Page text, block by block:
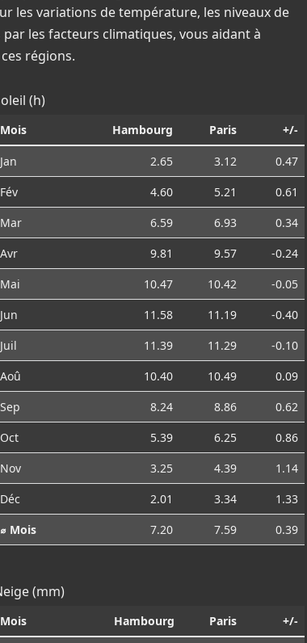
les variations de température, les niveaux de
les facteurs climatiques, vous aidant à
régions.
(h)
Mois Hambourg Paris +/-
Jan 2.65 3.12
0.47
Fév
4.60 5.21
0.61
Mar
6.59 6.93
0.34
Avr
9.81 9.57
-0.24
Mai
10.47 10.42
-0.05
Jun
11.58 11.19
-0.40
Juil
11.39 11.29
-0.10
Aoû
10.40 10.49
0.09
Sep
8.24 8.86
0.62
Oct
5.39 6.25
0.86
Nov
3.25 4.39
1.14
Déc
2.01 3.34
1.33
⌀ Mois
7.20 7.59 0.39
(mm)
Mois Hambourg Paris +/-